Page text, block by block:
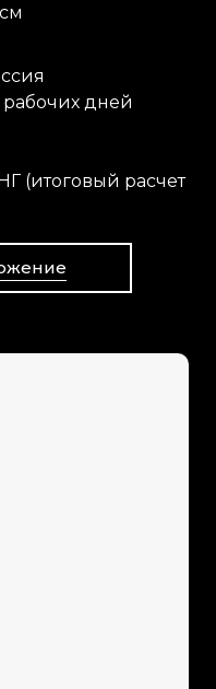
рабочих дней
(итоговый расчет